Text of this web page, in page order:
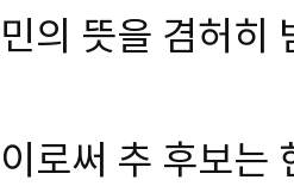
민의 뜻을 겸허히
이로써 추 후보는